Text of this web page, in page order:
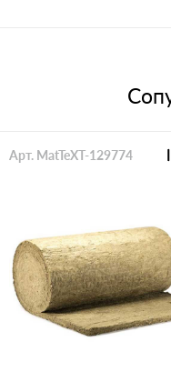
Арт. MatTeXT-129774